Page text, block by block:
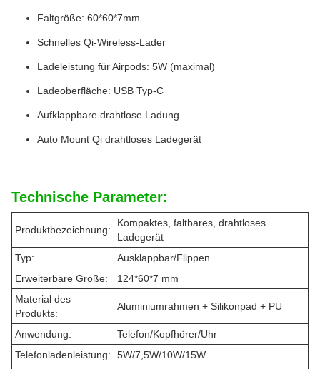
Faltgröße: 60*60*7mm
Schnelles Qi-Wireless-Lader
Ladeleistung für Airpods: 5W (maximal)
Ladeoberfläche: USB Typ-C
Aufklappbare drahtlose Ladung
Auto Mount Qi drahtloses Ladegerät
Technische Parameter:
Produktbezeichnung:
Kompaktes, faltbares, drahtloses
Ladegerät
Typ:
Ausklappbar/Flippen
Erweiterbare Größe:
124*60*7 mm
Material des
Produkts:
Aluminiumrahmen + Silikonpad + PU
Anwendung:
Telefon/Kopfhörer/Uhr
Telefonladenleistung:
5W/7,5W/10W/15W